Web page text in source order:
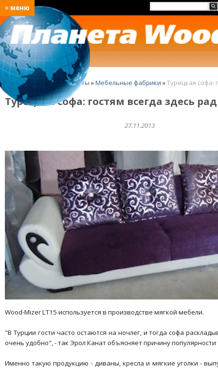
≡ меню
Главная Лучшие проекты »Мебельные фабрики »Турецкая софа:
Турецкая софа: гостям всегда здесь
27.11.2013
Wood-Mizer LT15 используется в производстве мягкой мебели.
"В Турции гости часто остаются на ночлег, и тогда софа
очень удобно", - так Эрол Канат объясняет причину
Именно такую продукцию - диваны, кресла и мягкие уголки -